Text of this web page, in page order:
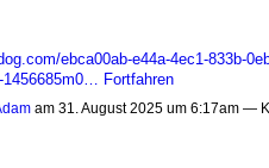
ebca00ab-e44a-4ec1-833b-
Fortfahren
am 31. August 2025 um 6:17am —